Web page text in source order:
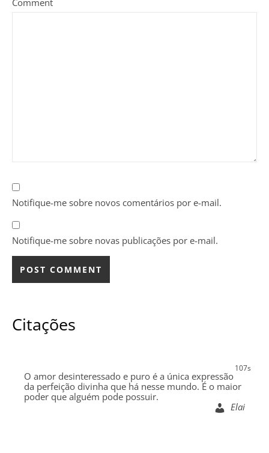
Notifique-me sobre novos comentários por e-mail.
Notifique-me sobre novas publicações por e-mail.
Citações
105s
O amor desinteressado e puro é a única expressão
da perfeição divinha que há nesse mundo. É o maior
poder que alguém pode possuir.
Elai